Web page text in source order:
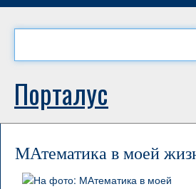
Порталус
МАтематика в моей